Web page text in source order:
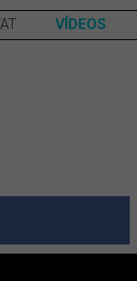
VÍDEOS